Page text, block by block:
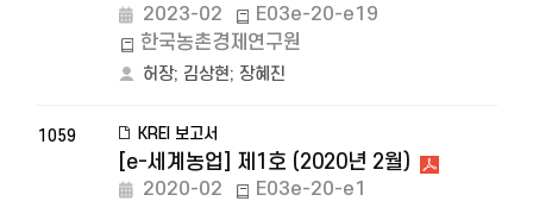
2023-02
E03e-20-e19
한국농촌경제연구원
허장; 김상현; 장혜진
1059 KREI 보고서
[e-세계농업] 제1호 (2020년 2월)
2020-02
E03e-20-e1